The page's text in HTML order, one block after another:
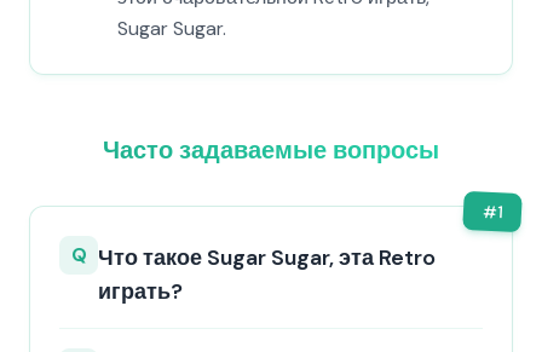
Sugar Sugar.
Часто задаваемые вопросы
#1
Q Что такое Sugar Sugar, эта Retro
играть?